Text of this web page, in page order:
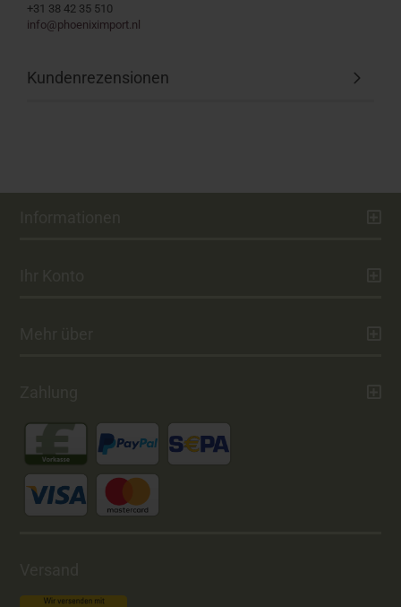
+31 38 42 35 510
info@phoeniximport.nl
Kundenrezensionen